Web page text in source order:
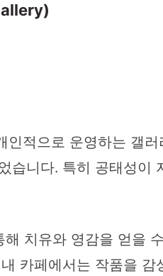
인적으로 운영하는 갤
습니다. 특히 공태성
치유와 영감을 얻을
카페에서는 작품을